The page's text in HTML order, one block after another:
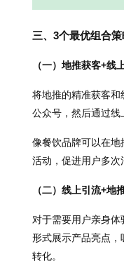
三、3个最优组合策
（一）地推获客+线
将地推的精准获客
公众号，然后通过
像餐饮品牌可以在
活动，促进用户多
（二）线上引流+地
对于需要用户亲身
形式展示产品亮点
转化。